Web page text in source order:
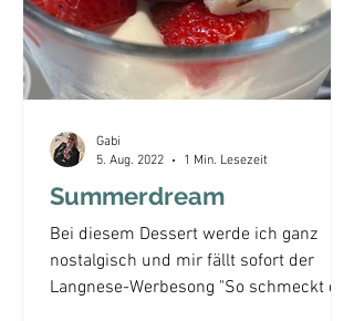
Summerdream
Bei diesem Dessert werde ich ganz
nostalgisch und mir fällt sofort der
Langnese-Werbesong "So schmeckt der
Gabi
5. Aug. 2022
1 Min. Lesezeit